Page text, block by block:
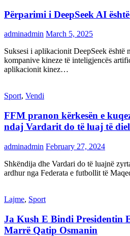
Përparimi i DeepSeek AI
adminadmin March 5, 2025
Suksesi i aplikacionit DeepSeek është
kompanive kineze të inteligjencës
aplikacionit kinez…
Sport, Vendi
FFM pranon kërkesën e
ndaj Vardarit do të luaj të
adminadmin February 27, 2024
Shkëndija dhe Vardari do të luajnë
ardhur nga Federata e futbollit të
Lajme, Sport
Ja Kush E Bindi Presidentin
Marrë Qatip Osmanin